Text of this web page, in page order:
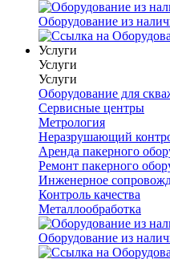
Оборудование из
Услуги
Услуги
Услуги
Оборудование для
Сервисные центры
Метрология
Неразрушающий
Аренда пакерного
Ремонт пакерного
Инженерное
Контроль качества
Металлообработка
Оборудование из